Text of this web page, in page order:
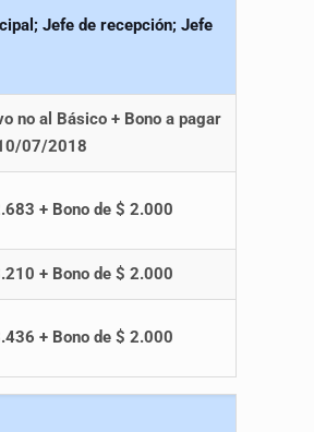
Jefe de recepción; Jefe
no al Básico + Bono a pagar
07/2018
+ Bono de $ 2.000
+ Bono de $ 2.000
+ Bono de $ 2.000